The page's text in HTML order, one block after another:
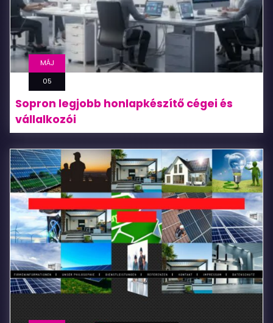
MÁJ
05
Sopron legjobb honlapkészítő cégei és
vállalkozói